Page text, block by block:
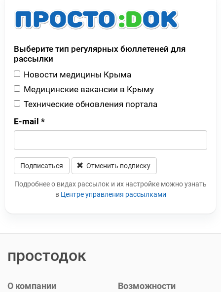
Выберите тип регулярных бюллетеней для
рассылки
Новости медицины Крыма
Медицинские вакансии в Крыму
Технические обновления портала
E-mail *
Подписаться Отменить подписку
Leave this field blank
Подробнее о видах рассылок и их настройке можно узнать
в Центре управления рассылками
простодок
О компании
Возможности